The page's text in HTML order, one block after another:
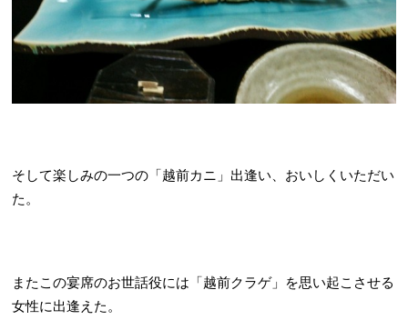
そして楽しみの一つの「越前カニ」出逢い、おいしくいただい
た。
またこの宴席のお世話役には「越前クラゲ」を思い起こさせる
女性に出逢えた。